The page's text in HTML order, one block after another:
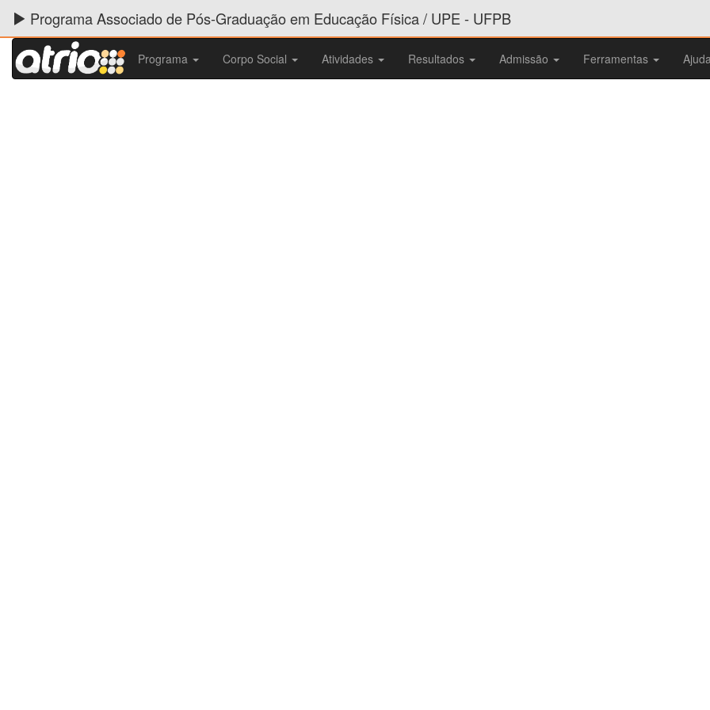
Programa Associado de Pós-Graduação em Educação Física / UPE - UFPB
Programa Corpo Social Atividades Resultados Admissão Ferramentas